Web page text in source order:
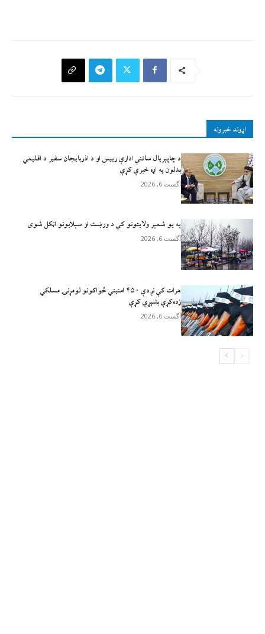
اړوند خبرونه
د چاپېریال ساتنې ادارې رییس او د اذربایجان سفیر د اقلیمي
بدلون په اړه خبرې کړې
آگست 6, 2026
په یو شمېر ولایتونو کې د ورښت او سېلابونو اټکل شوی
آگست 6, 2026
هرات کې نږدې ۴۵۰ امنيتي ځواکونو لومړنۍ مسلکي
زده‌کړې بشپړې کړې
آگست 6, 2026